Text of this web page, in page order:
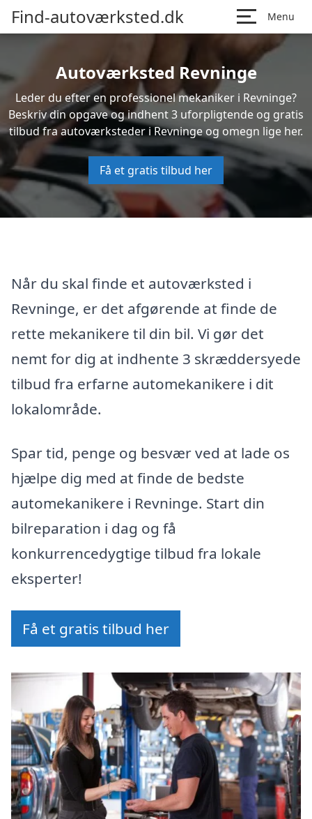
Find-autoværksted.dk Menu
Autoværksted Revninge
Leder du efter en professionel mekaniker i Revninge?
Beskriv din opgave og indhent 3 uforpligtende og gratis
tilbud fra autoværksteder i Revninge og omegn lige her.
Få et gratis tilbud her
Når du skal finde et autoværksted i
Revninge, er det afgørende at finde de
rette mekanikere til din bil. Vi gør det
nemt for dig at indhente 3 skræddersyede
tilbud fra erfarne automekanikere i dit
lokalområde.
Spar tid, penge og besvær ved at lade os
hjælpe dig med at finde de bedste
automekanikere i Revninge. Start din
bilreparation i dag og få
konkurrencedygtige tilbud fra lokale
eksperter!
Få et gratis tilbud her